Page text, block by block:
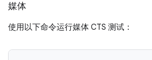
媒体
使用以下命令运行媒体 CTS 测试：